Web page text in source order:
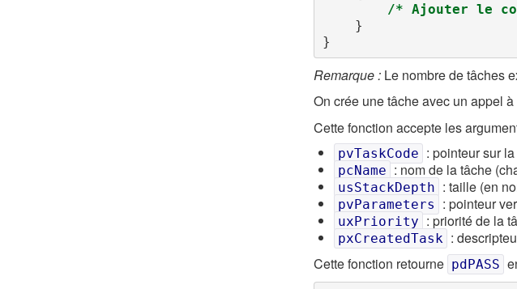
/* Ajouter le
}
Remarque : Le nombre de tâches
On crée une tâche avec un appel
Cette fonction accepte les
pvTaskCode : pointeur sur
pcName : nom de la tâche
usStackDepth : taille (en
pvParameters : pointeur
uxPriority : priorité de la
pxCreatedTask :
Cette fonction retourne pdPASS